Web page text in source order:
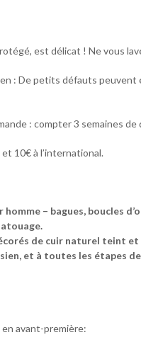
est délicat ! Ne vous
: De petits défauts
: compter 3 semaines de
10€ à l’international.
– bagues, boucles
de cuir naturel teint
et à toutes les étapes
avant-première: